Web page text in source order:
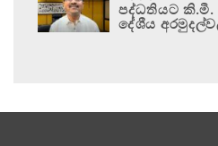
පද්ධතියට කි.මී.
දේශීය